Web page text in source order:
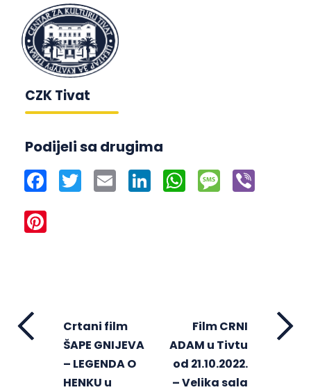
CZK Tivat
Podijeli sa drugima
Facebook
Twitter Email LinkedInWhatsApp
Message
Crtani film
ŠAPE GNIJEVA
– LEGENDA O
HENKU u
Film CRNI
ADAM u Tivtu
od 21.10.2022.
– Velika sala